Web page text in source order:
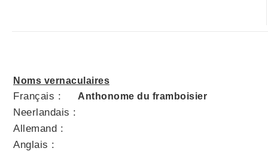
Noms vernaculaires
Français : Anthonome du framboisier
Neerlandais :
Allemand :
Anglais :